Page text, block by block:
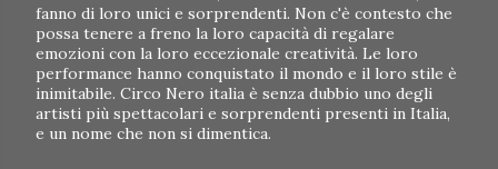
fanno di loro unici e sorprendenti. Non c'è contesto che
possa tenere a freno la loro capacità di regalare
emozioni con la loro eccezionale creatività. Le loro
performance hanno conquistato il mondo e il loro stile è
inimitabile. Circo Nero italia è senza dubbio uno degli
artisti più spettacolari e sorprendenti presenti in Italia,
e un nome che non si dimentica.